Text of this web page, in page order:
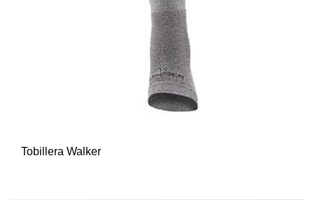
Tobillera Walker